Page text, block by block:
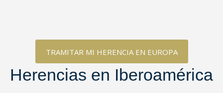
TRAMITAR MI HERENCIA EN EUROPA
Herencias en Iberoamérica